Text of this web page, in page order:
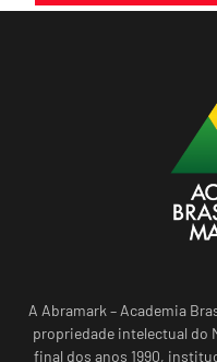
A Abramark – Academia
propriedade intelectual do
final dos anos 1990,